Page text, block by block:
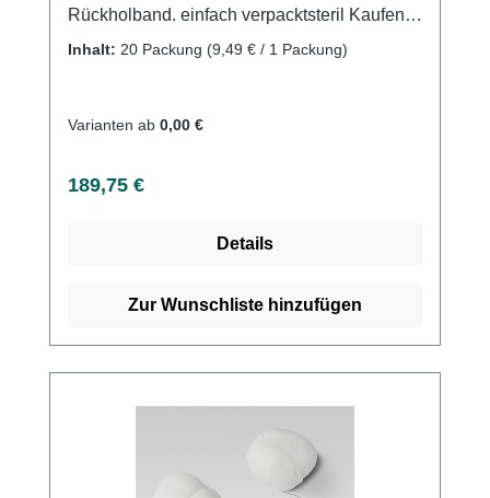
Rückholband. einfach verpacktsteril Kaufen
Sie jetzt Gyn-Schlauchtamponaden online
hervorragenden Kundenservice.Weitere
Inhalt: 20 Packung (9,49 € / 1 Packung)
Varianten ab 0,00 €
Regulärer Preis:
189,75 €
Details
Zur Wunschliste hinzufügen